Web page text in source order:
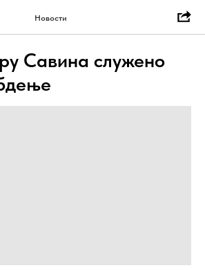
Новости
Савина служено